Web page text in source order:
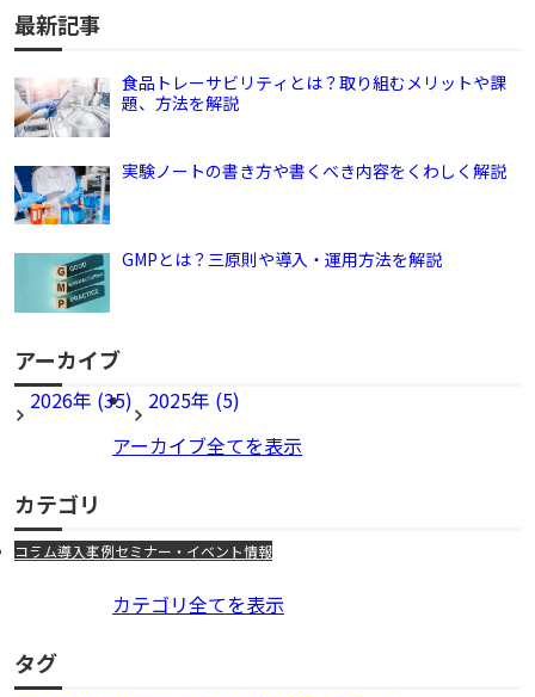
最新記事
食品トレーサビリティとは？取り組むメリットや課
題、方法を解説
実験ノートの書き方や書くべき内容をくわしく解説
GMPとは？三原則や導入・運用方法を解説
アーカイブ
2026年 (35)
2025年 (5)
アーカイブ全てを表示
カテゴリ
コラム導入事例セミナー・イベント情報
カテゴリ全てを表示
タグ